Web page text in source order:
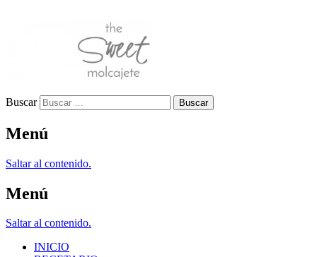
Buscar
Menú
Saltar al contenido.
Menú
Saltar al contenido.
INICIO